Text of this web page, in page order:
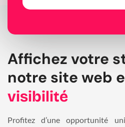
Affichez votre
notre site web
visibilité
Profitez d’une opportunité